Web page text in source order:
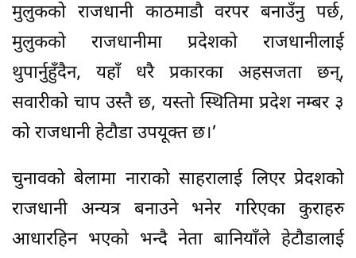
मुलुकको राजधानी काठमाडौ वरपर बनाउँनु पर्छ,
मुलुकको राजधानीमा प्रदेशको राजधानीलाई
थुपार्नुहुँदैन, यहाँ धरै प्रकारका अहसजता छन्,
सवारीको चाप उस्तै छ, यस्तो स्थितिमा प्रदेश नम्बर ३
को राजधानी हेटौडा उपयूक्त छ।’
चुनावको बेलामा नाराको साहरालाई लिएर प्रेदशको
राजधानी अन्यत्र बनाउने भनेर गरिएका कुराहरु
आधारहिन भएको भन्दै नेता बानियाँले हेटौडालाई